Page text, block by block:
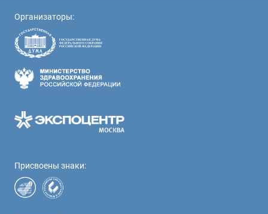
Организаторы:
Присвоены знаки: